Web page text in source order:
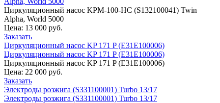
Циркуляционный насос KPM-100-HC (S132100041) Twin
Alpha, World 5000
Цена: 13 000 руб.
Заказать
Циркуляционный насос KP 171 P (E31E100006)
Циркуляционный насос KP 171 P (E31E100006)
Циркуляционный насос KP 171 P (E31E100006)
Цена: 22 000 руб.
Заказать
Электроды розжига (S331100001) Turbo 13/17
Электроды розжига (S331100001) Turbo 13/17